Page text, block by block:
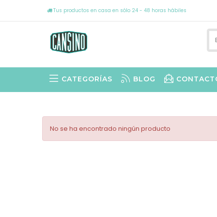
Tus productos en casa en sólo 24 - 48 horas hábiles
CATEGORÍAS BLOG
No se ha encontrado ningún producto